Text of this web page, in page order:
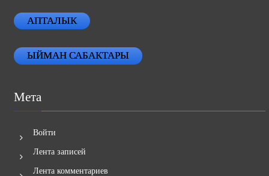
АПТАЛЫК
ЫЙМАН САБАКТАРЫ
Мета
Войти
Лента записей
Лента комментариев